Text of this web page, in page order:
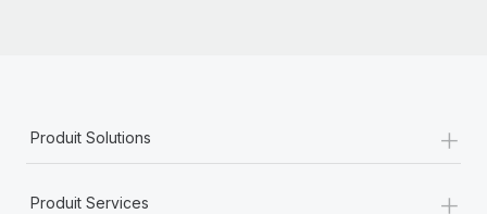
Produit Solutions +
Produit Services +